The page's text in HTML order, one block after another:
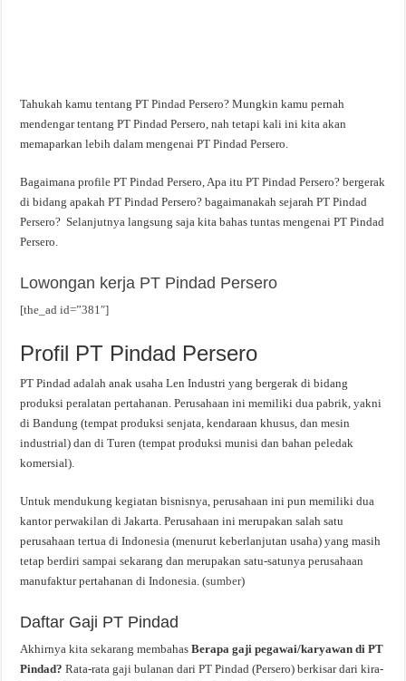
Tahukah kamu tentang PT Pindad Persero? Mungkin kamu pernah
mendengar tentang PT Pindad Persero, nah tetapi kali ini kita akan
memaparkan lebih dalam mengenai PT Pindad Persero.
Bagaimana profile PT Pindad Persero, Apa itu PT Pindad Persero? bergerak
di bidang apakah PT Pindad Persero? bagaimanakah sejarah PT Pindad
Persero? Selanjutnya langsung saja kita bahas tuntas mengenai PT Pindad
Persero.
Lowongan kerja PT Pindad Persero
[the_ad id=”381″]
Profil PT Pindad Persero
PT Pindad adalah anak usaha Len Industri yang bergerak di bidang
produksi peralatan pertahanan. Perusahaan ini memiliki dua pabrik, yakni
di Bandung (tempat produksi senjata, kendaraan khusus, dan mesin
industrial) dan di Turen (tempat produksi munisi dan bahan peledak
komersial).
Untuk mendukung kegiatan bisnisnya, perusahaan ini pun memiliki dua
kantor perwakilan di Jakarta. Perusahaan ini merupakan salah satu
perusahaan tertua di Indonesia (menurut keberlanjutan usaha) yang masih
tetap berdiri sampai sekarang dan merupakan satu-satunya perusahaan
manufaktur pertahanan di Indonesia. (sumber)
Daftar Gaji PT Pindad
Akhirnya kita sekarang membahasBerapa gaji pegawai/karyawan di PT
Pindad? Rata-rata gaji bulanan dari PT Pindad (Persero) berkisar dari kira-